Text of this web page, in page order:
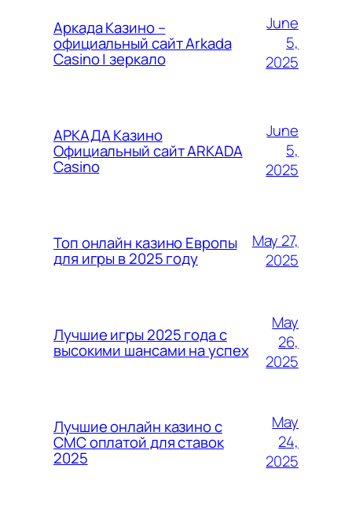
Аркада Казино –
официальный сайт Arkada
Casino | зеркало
June
5,
2025
АРКАДА Казино
Официальный сайт ARKADA
Casino
June
5,
2025
Топ онлайн казино Европы
для игры в 2025 году
May 27,
2025
Лучшие игры 2025 года с
высокими шансами на успех
May
26,
2025
Лучшие онлайн казино с
СМС оплатой для ставок
2025
May
24,
2025